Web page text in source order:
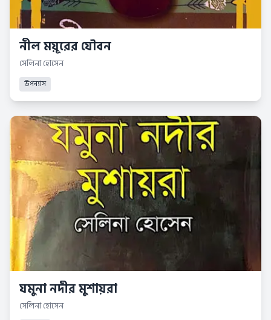
নীল ময়ূরের যৌবন
সেলিনা হোসেন
উপন্যাস
যমুনা নদীর মুশায়রা
সেলিনা হোসেন